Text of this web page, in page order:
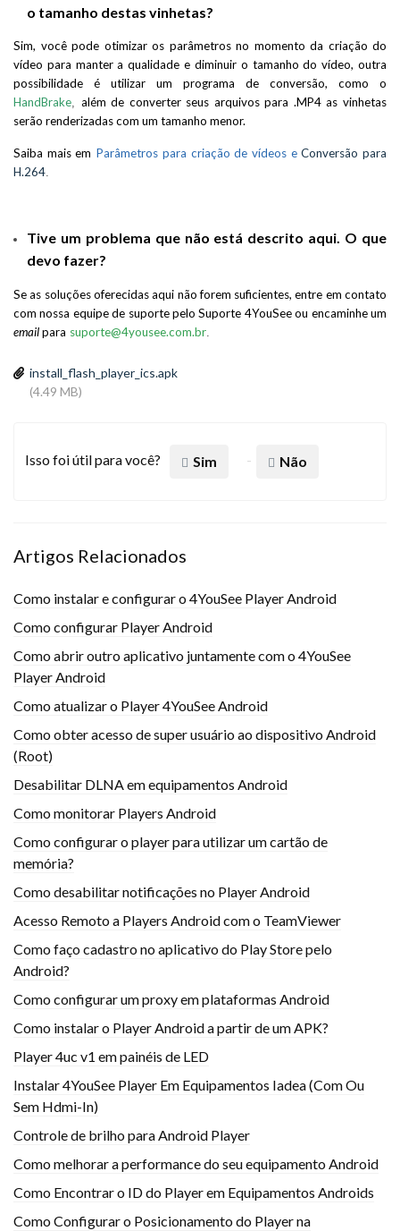
o tamanho destas vinhetas?
Sim, você pode otimizar os parâmetros no momento da criação do
vídeo para manter a qualidade e diminuir o tamanho do vídeo, outra
possibilidade é utilizar um programa de conversão, como o
HandBrake
além de converter seus arquivos para .MP4 as vinhetas
serão renderizadas com um tamanho menor.
Saiba mais em Parâmetros para criação de vídeose Conversão para
H.264
Tive um problema que não está descrito aqui. O que
devo fazer?
Se as soluções oferecidas aqui não forem suficientes, entre em contato
com nossa equipe de suporte peloSuporte 4YouSeeou encaminhe um
emailpara suporte@4yousee.com.br
install_flash_player_ics.apk
(4.49 MB)
Isso foi útil para você? Sim Não
Artigos Relacionados
Como instalar e configurar o 4YouSee Player Android
Como configurar Player Android
Como abrir outro aplicativo juntamente com o 4YouSee
Player Android
Como atualizar o Player 4YouSee Android
Como obter acesso de super usuário ao dispositivo Android
(Root)
Desabilitar DLNA em equipamentos Android
Como monitorar Players Android
Como configurar o player para utilizar um cartão de
memória?
Como desabilitar notificações no Player Android
Acesso Remoto a Players Android com o TeamViewer
Como faço cadastro no aplicativo do Play Store pelo
Android?
Como configurar um proxy em plataformas Android
Como instalar o Player Android a partir de um APK?
Player 4uc v1 em painéis de LED
Instalar 4YouSee Player Em Equipamentos Iadea (Com Ou
Sem Hdmi-In)
Controle de brilho para Android Player
Como melhorar a performance do seu equipamento Android
Como Encontrar o ID do Player em Equipamentos Androids
Como Configurar o Posicionamento do Player na